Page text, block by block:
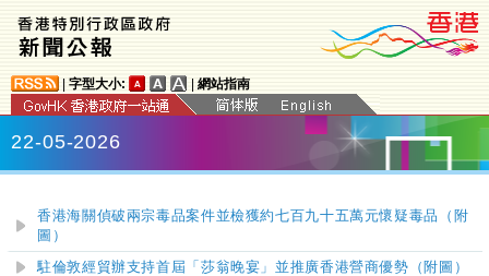
字型大小: 網站指南
22-05-2026
香港海關偵破兩宗毒品案件並檢獲約七百九十五萬元懷疑毒品（附
圖）
駐倫敦經貿辦支持首屆「莎翁晚宴」並推廣香港營商優勢（附圖）